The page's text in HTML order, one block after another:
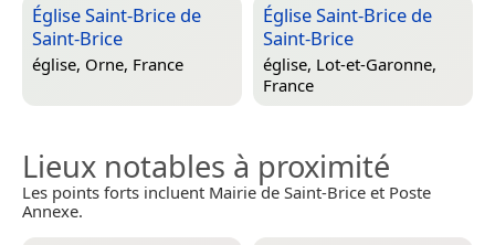
Église Saint-Brice de
Saint-Brice
église, Orne, France
Église Saint-Brice de
Saint-Brice
église, Lot-et-Garonne,
France
Lieux notables à proximité
Les points forts incluent Mairie de Saint-Brice et Poste
Annexe.